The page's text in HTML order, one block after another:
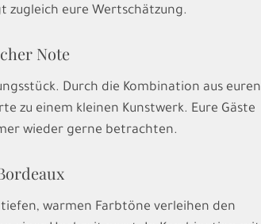
zugleich eure Wertschätzung.
Note
Durch die Kombination aus euren
zu einem kleinen Kunstwerk. Eure Gäste
wieder gerne betrachten.
tiefen, warmen Farbtöne verleihen den